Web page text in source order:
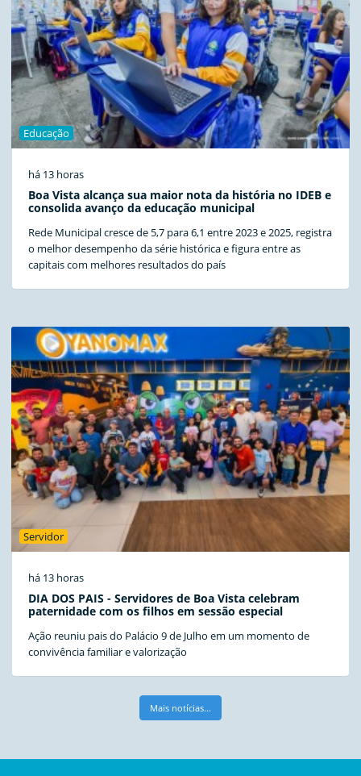
Educação
há 13 horas
Boa Vista alcança sua maior nota da história no IDEB e
consolida avanço da educação municipal
Rede Municipal cresce de 5,7 para 6,1 entre 2023 e 2025, registra
o melhor desempenho da série histórica e figura entre as
capitais com melhores resultados do país
Servidor
há 13 horas
DIA DOS PAIS - Servidores de Boa Vista celebram
paternidade com os filhos em sessão especial
Ação reuniu pais do Palácio 9 de Julho em um momento de
convivência familiar e valorização
Mais notícias...